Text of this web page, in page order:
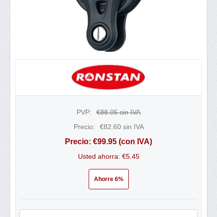
PVP: €88.05sin IVA
Precio:
€82.60sin IVA
Precio: €99.95 (con IVA)
Usted ahorra: €5.45
Ahorre 6%